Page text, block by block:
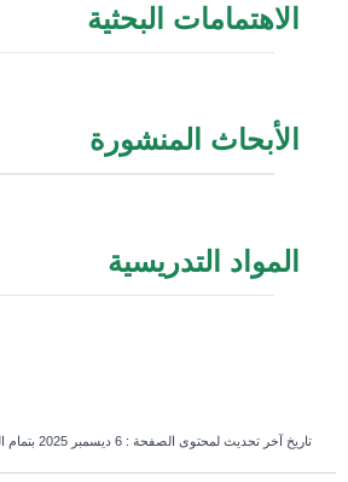
الاهتمامات البحثية
الأبحاث المنشورة
المواد التدريسية
تاريخ آخر تحديث لمحتوى الصفحة : 6 ديسمبر 2025 بتمام الساعة 11:38 مساءً